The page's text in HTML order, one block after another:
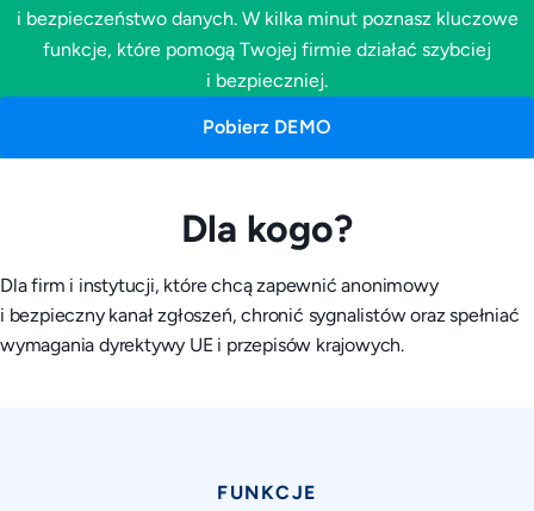
i bezpieczeństwo danych. W kilka minut poznasz kluczowe
funkcje, które pomogą Twojej firmie działać szybciej
i bezpieczniej.
Pobierz DEMO
Dla kogo?
Dla firm i instytucji, które chcą zapewnić anonimowy
i bezpieczny kanał zgłoszeń, chronić sygnalistów oraz spełniać
wymagania dyrektywy UE i przepisów krajowych.
FUNKCJE